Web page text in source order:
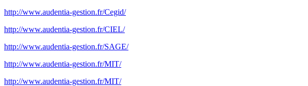
http://www.audentia-gestion.fr/Cegid/
http://www.audentia-gestion.fr/CIEL/
http://www.audentia-gestion.fr/SAGE/
http://www.audentia-gestion.fr/MIT/
http://www.audentia-gestion.fr/MIT/